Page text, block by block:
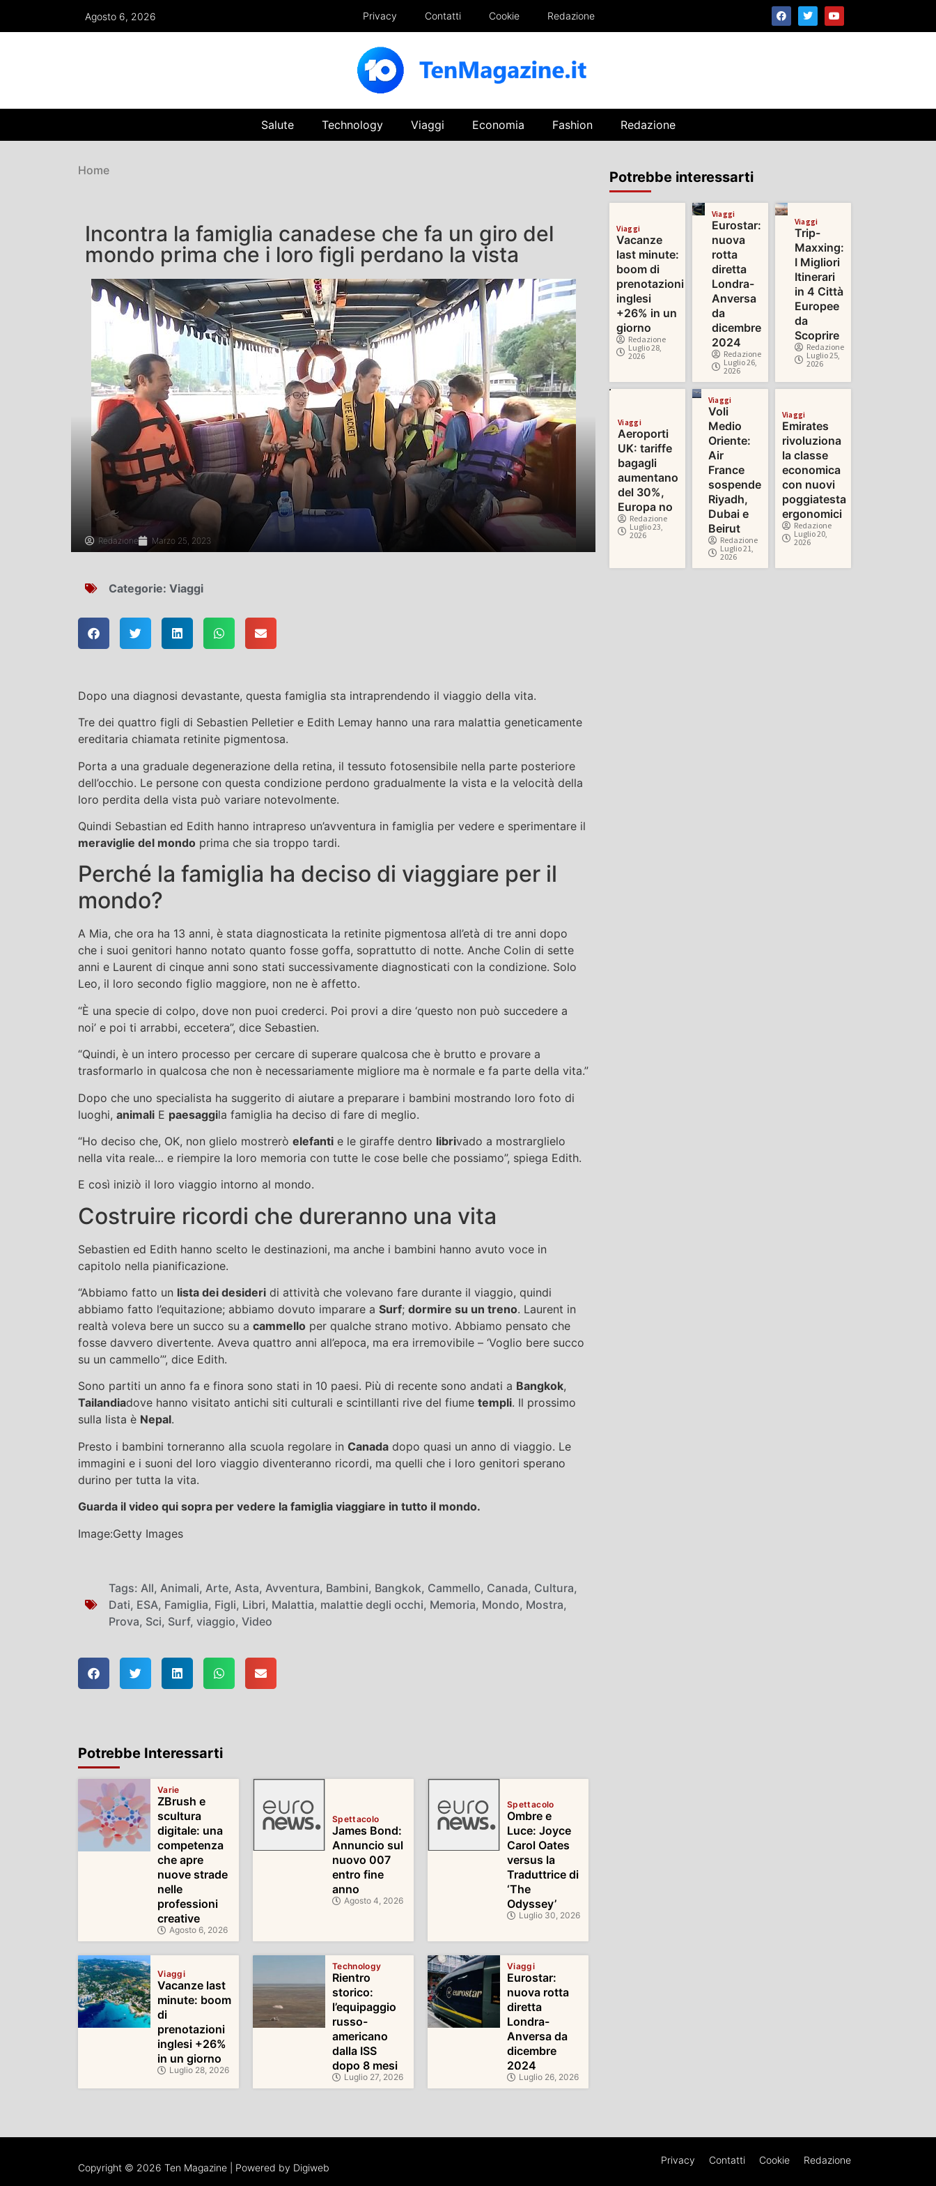
Agosto 6, 2026 Privacy Contatti Cookie Redazione
Salute Technology Viaggi Economia Fashion Redazione
Home
Incontra la famiglia canadese che fa un giro del
mondo prima che i loro figli perdano la vista
Redazione Marzo 25, 2023
Categorie: Viaggi
Dopo una diagnosi devastante, questa famiglia sta intraprendendo il viaggio della vita.
Tre dei quattro figli di Sebastien Pelletier e Edith Lemay hanno una rara malattia geneticamente
ereditaria chiamata retinite pigmentosa.
Porta a una graduale degenerazione della retina, il tessuto fotosensibile nella parte posteriore
dell’occhio. Le persone con questa condizione perdono gradualmente la vista e la velocità della
loro perdita della vista può variare notevolmente.
Quindi Sebastian ed Edith hanno intrapreso un’avventura in famiglia per vedere e sperimentare il
meraviglie del mondo prima che sia troppo tardi.
Perché la famiglia ha deciso di viaggiare per il
mondo?
A Mia, che ora ha 13 anni, è stata diagnosticata la retinite pigmentosa all’età di tre anni dopo
che i suoi genitori hanno notato quanto fosse goffa, soprattutto di notte. Anche Colin di sette
anni e Laurent di cinque anni sono stati successivamente diagnosticati con la condizione. Solo
Leo, il loro secondo figlio maggiore, non ne è affetto.
“È una specie di colpo, dove non puoi crederci. Poi provi a dire ‘questo non può succedere a
noi’ e poi ti arrabbi, eccetera”, dice Sebastien.
“Quindi, è un intero processo per cercare di superare qualcosa che è brutto e provare a
trasformarlo in qualcosa che non è necessariamente migliore ma è normale e fa parte della vita.”
Dopo che uno specialista ha suggerito di aiutare a preparare i bambini mostrando loro foto di
luoghi, animali E paesaggila famiglia ha deciso di fare di meglio.
“Ho deciso che, OK, non glielo mostrerò elefanti e le giraffe dentro librivado a mostrarglielo
nella vita reale… e riempire la loro memoria con tutte le cose belle che possiamo”, spiega Edith.
E così iniziò il loro viaggio intorno al mondo.
Costruire ricordi che dureranno una vita
Sebastien ed Edith hanno scelto le destinazioni, ma anche i bambini hanno avuto voce in
capitolo nella pianificazione.
“Abbiamo fatto un lista dei desideri di attività che volevano fare durante il viaggio, quindi
abbiamo fatto l’equitazione; abbiamo dovuto imparare a Surf; dormire su un treno. Laurent in
realtà voleva bere un succo su a cammello per qualche strano motivo. Abbiamo pensato che
fosse davvero divertente. Aveva quattro anni all’epoca, ma era irremovibile – ‘Voglio bere succo
su un cammello’”, dice Edith.
Sono partiti un anno fa e finora sono stati in 10 paesi. Più di recente sono andati a Bangkok,
Tailandiadove hanno visitato antichi siti culturali e scintillanti rive del fiume templi. Il prossimo
sulla lista è Nepal.
Presto i bambini torneranno alla scuola regolare in Canada dopo quasi un anno di viaggio. Le
immagini e i suoni del loro viaggio diventeranno ricordi, ma quelli che i loro genitori sperano
durino per tutta la vita.
Guarda il video qui sopra per vedere la famiglia viaggiare in tutto il mondo.
Image:Getty Images
Tags: All, Animali, Arte, Asta, Avventura, Bambini, Bangkok, Cammello, Canada, Cultura,
Dati, ESA, Famiglia, Figli, Libri, Malattia, malattie degli occhi, Memoria, Mondo, Mostra,
Prova, Sci, Surf, viaggio, Video
Potrebbe Interessarti
Varie
ZBrush e
scultura
digitale: una
competenza
che apre
nuove strade
nelle
professioni
creative
Agosto 6, 2026
Spettacolo
James Bond:
Annuncio sul
nuovo 007
entro fine
anno
Agosto 4, 2026
Spettacolo
Ombre e
Luce: Joyce
Carol Oates
versus la
Traduttrice di
‘The
Odyssey’
Luglio 30, 2026
Viaggi
Vacanze last
minute: boom
di
prenotazioni
inglesi +26%
in un giorno
Luglio 28, 2026
Technology
Rientro
storico:
l’equipaggio
russo-
americano
dalla ISS
dopo 8 mesi
Luglio 27, 2026
Viaggi
Eurostar:
nuova rotta
diretta
Londra-
Anversa da
dicembre
2024
Luglio 26, 2026
Potrebbe interessarti
Viaggi
Vacanze
last minute:
boom di
prenotazioni
inglesi
+26% in un
giorno
Redazione
Luglio 28,
2026
Viaggi
Eurostar:
nuova
rotta
diretta
Londra-
Anversa
da
dicembre
2024
Redazione
Luglio 26,
2026
Viaggi
Trip-
Maxxing:
I Migliori
Itinerari
in 4 Città
Europee
da
Scoprire
Redazione
Luglio 25,
2026
Viaggi
Aeroporti
UK: tariffe
bagagli
aumentano
del 30%,
Europa no
Redazione
Luglio 23,
2026
Viaggi
Voli
Medio
Oriente:
Air
France
sospende
Riyadh,
Dubai e
Beirut
Redazione
Luglio 21,
2026
Viaggi
Emirates
rivoluziona
la classe
economica
con nuovi
poggiatesta
ergonomici
Redazione
Luglio 20,
2026
Copyright © 2026 Ten Magazine | Powered by Digiweb
Privacy Contatti Cookie Redazione